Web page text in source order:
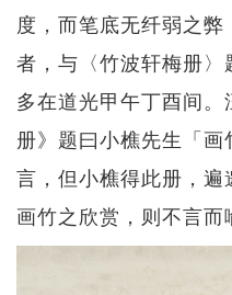
度，而笔底无纤弱之
者，与〈竹波轩梅册
多在道光甲午丁酉间
册》题曰小樵先生「
言，但小樵得此册，
画竹之欣赏，则不言而